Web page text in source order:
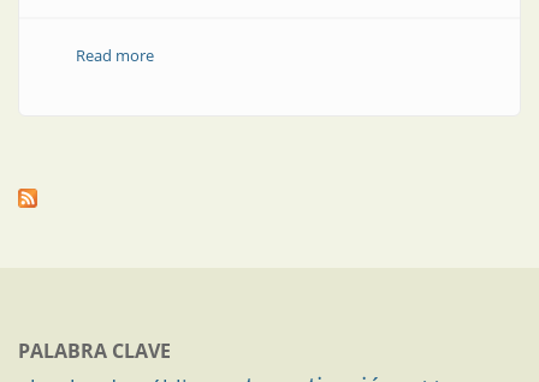
Read moreabout Nuevo contactor con mejores prestaciones en
PALABRA CLAVE